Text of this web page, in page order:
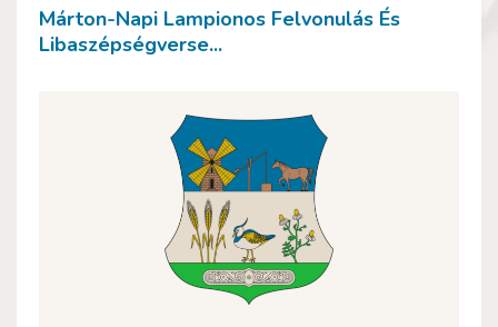
Márton-Napi Lampionos Felvonulás És
Libaszépségverse...